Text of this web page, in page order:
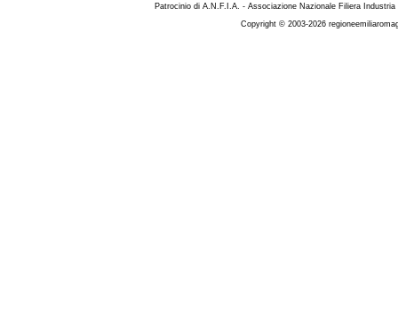
Patrocinio di A.N.F.I.A. - Associazione Nazionale Filiera
Copyright © 2003-2026